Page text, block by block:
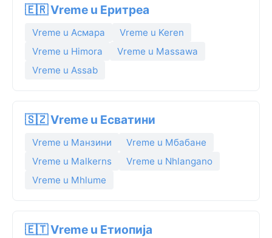
🇪🇷 Vreme u Еритреа
Vreme u Асмара
Vreme u Keren
Vreme u Himora
Vreme u Massawa
Vreme u Assab
🇸🇿 Vreme u Есватини
Vreme u Манзини
Vreme u Мбабане
Vreme u Malkerns
Vreme u Nhlangano
Vreme u Mhlume
🇪🇹 Vreme u Етиопија